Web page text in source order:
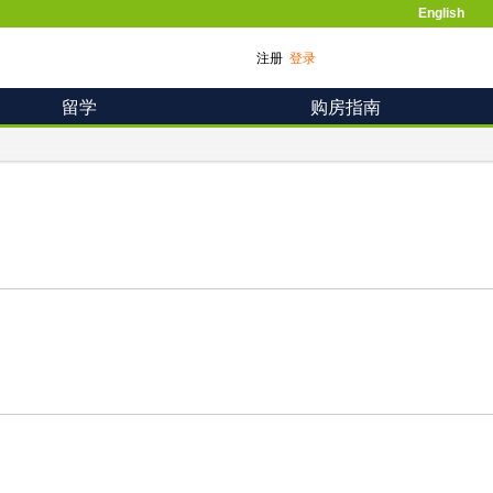
English
注册 登录
留学 购房指南